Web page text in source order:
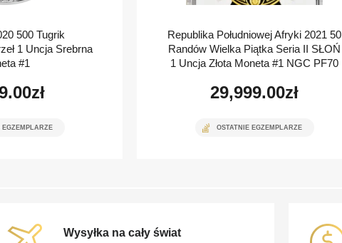
500 Tugrik
1 Uncja Srebrna
#1
zł
EGZEMPLARZE
Republika Południowej Afryki 2021 50
Randów Wielka Piątka Seria II SŁOŃ
1 Uncja Złota Moneta #1 NGC PF70
29,999.00zł
OSTATNIE EGZEMPLARZE
Wysyłka na cały świat